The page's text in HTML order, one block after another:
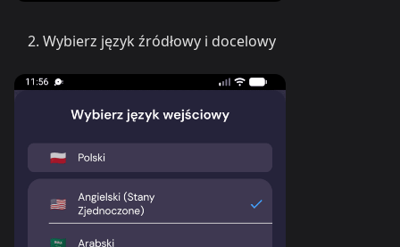
Wybierz język źródłowy i docelowy